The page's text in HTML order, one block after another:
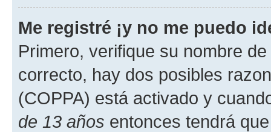
Me registré ¡y no me puedo
Primero, verifique su nombre
correcto, hay dos posibles
(COPPA) está activado y
de 13 años entonces tendrá